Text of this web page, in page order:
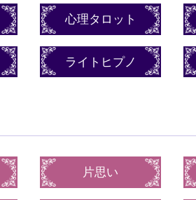
心理タロット
ライトヒプノ
片思い